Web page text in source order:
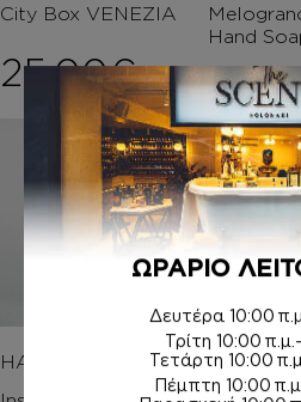
City Box VENEZIA
25,00€
Hand
HAND CREAM
ΩΡΑΡΙΟ
Δευτέρα 10:00
Τρίτη 10:00
Τετάρτη 10:00
Πέμπτη 10:00